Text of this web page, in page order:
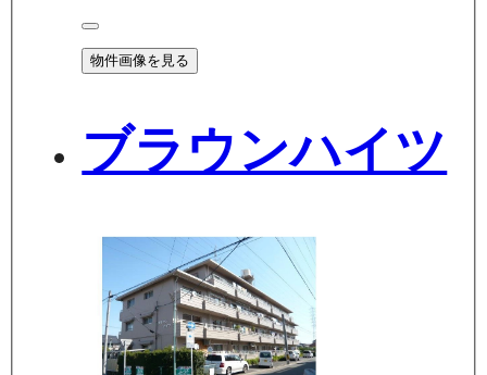
物件画像を見る
ブラウンハイツ